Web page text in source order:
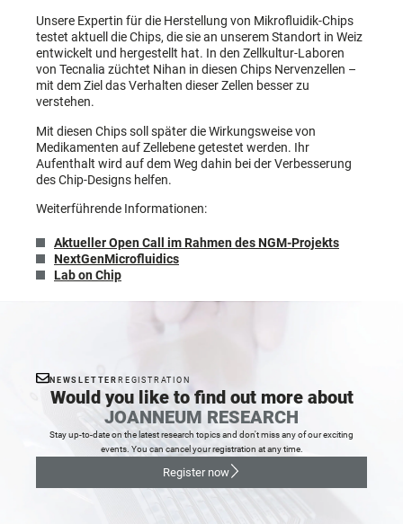
Unsere Expertin für die Herstellung von Mikrofluidik-Chips
testet aktuell die Chips, die sie an unserem Standort in Weiz
entwickelt und hergestellt hat. In den Zellkultur-Laboren
von Tecnalia züchtet Nihan in diesen Chips Nervenzellen –
mit dem Ziel das Verhalten dieser Zellen besser zu
verstehen.
Mit diesen Chips soll später die Wirkungsweise von
Medikamenten auf Zellebene getestet werden. Ihr
Aufenthalt wird auf dem Weg dahin bei der Verbesserung
des Chip-Designs helfen.
Weiterführende Informationen:
Aktueller Open Call im Rahmen des NGM-Projekts
NextGenMicrofluidics
Lab on Chip
NEWSLETTER REGISTRATION
Would you like to find out more about
JOANNEUM RESEARCH
Stay up-to-date on the latest research topics and don't miss any of our exciting
events. You can cancel your registration at any time.
Register now